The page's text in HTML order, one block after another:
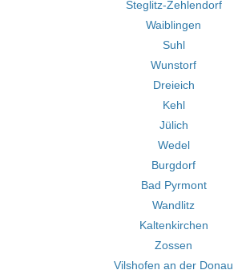
Steglitz-Zehlendorf
Waiblingen
Suhl
Wunstorf
Dreieich
Kehl
Jülich
Wedel
Burgdorf
Bad Pyrmont
Wandlitz
Kaltenkirchen
Zossen
Vilshofen an der Donau